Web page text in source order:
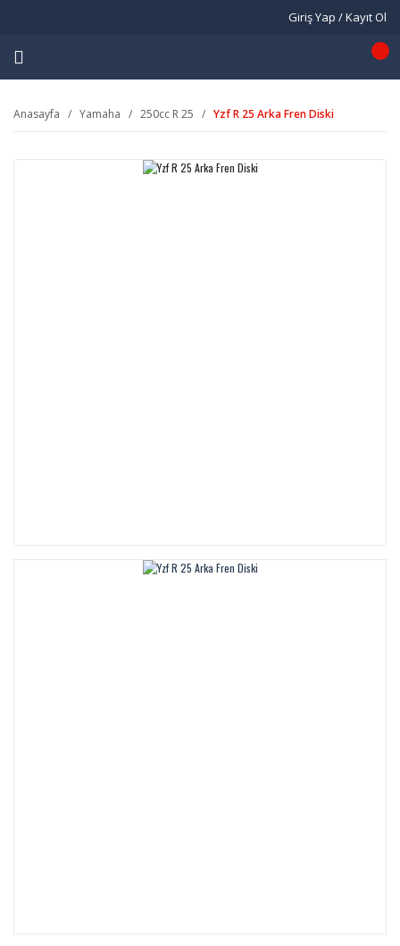
Giriş Yap / Kayıt Ol
Anasayfa Yamaha 250cc R 25 Yzf R 25 Arka Fren Diski